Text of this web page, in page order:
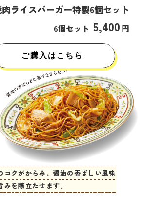
ライスバーガー特製6個セット
6個セット 5,400 円
ご購入はこちら
コクがからみ、醤油の香ばしい風味
を際立たせます。